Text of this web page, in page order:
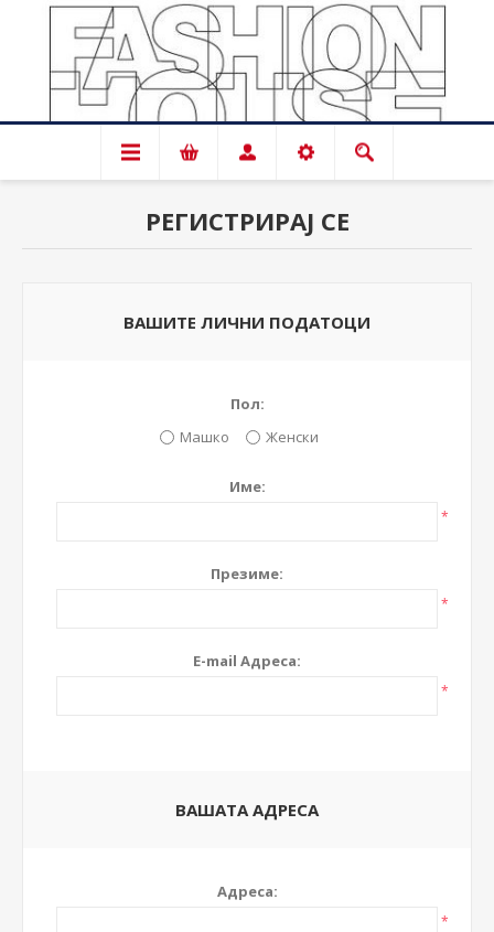
РЕГИСТРИРАЈ СЕ
ВАШИТЕ ЛИЧНИ ПОДАТОЦИ
Пол:
Машко
Женски
Име:
*
Презиме:
*
E-mail Адреса:
*
ВАШАТА АДРЕСА
Адреса:
*